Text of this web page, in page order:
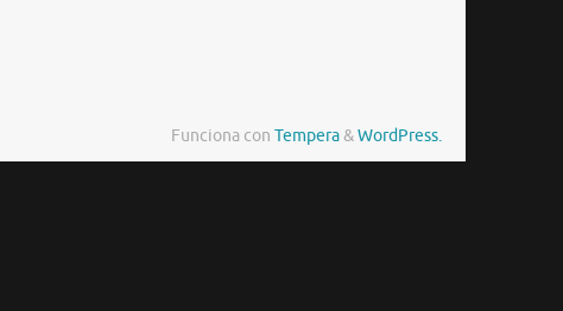
Funciona con Tempera&WordPress.